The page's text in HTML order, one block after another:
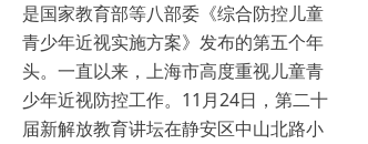
是国家教育部等八部委《综合防控儿童
青少年近视实施方案》发布的第五个年
头。一直以来，上海市高度重视儿童青
少年近视防控工作。11月24日，第二十
届新解放教育讲坛在静安区中山北路小